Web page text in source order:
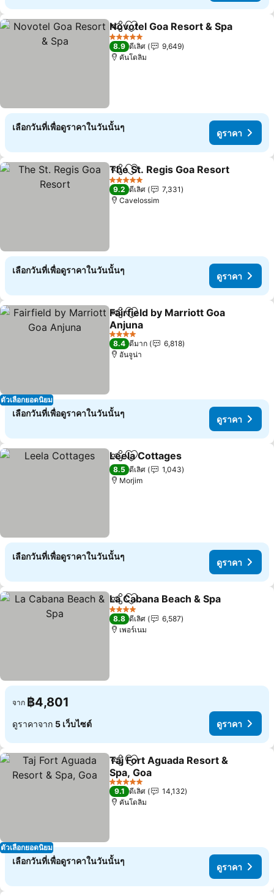
แชร์ เพิ่มในรายการโปรด
Novotel Goa Resort & Spa
5 ดาว
8.9 ดีเลิศ
9,649
คันโดลิม
เลือกวันที่เพื่อดูราคาในวันนั้นๆ
ดูราคา
แชร์ เพิ่มในรายการโปรด
The St. Regis Goa Resort
5 ดาว
9.2 ดีเลิศ
7,331
Cavelossim
เลือกวันที่เพื่อดูราคาในวันนั้นๆ
ดูราคา
ตัวเลือกยอดนิยม
แชร์ เพิ่มในรายการโปรด
Fairfield by Marriott Goa
Anjuna
4 ดาว
8.4 ดีมาก
6,818
อันจูน่า
เลือกวันที่เพื่อดูราคาในวันนั้นๆ
ดูราคา
แชร์ เพิ่มในรายการโปรด
Leela Cottages
8.5 ดีเลิศ
1,043
Morjim
เลือกวันที่เพื่อดูราคาในวันนั้นๆ
ดูราคา
แชร์ เพิ่มในรายการโปรด
La Cabana Beach & Spa
4 ดาว
8.8 ดีเลิศ
6,587
เพอร์เนม
จาก ฿4,801
ดูราคาจาก 5 เว็บไซต์ ดูราคา
ตัวเลือกยอดนิยม
แชร์ เพิ่มในรายการโปรด
Taj Fort Aguada Resort &
Spa, Goa
5 ดาว
9.1 ดีเลิศ
14,132
คันโดลิม
เลือกวันที่เพื่อดูราคาในวันนั้นๆ
ดูราคา